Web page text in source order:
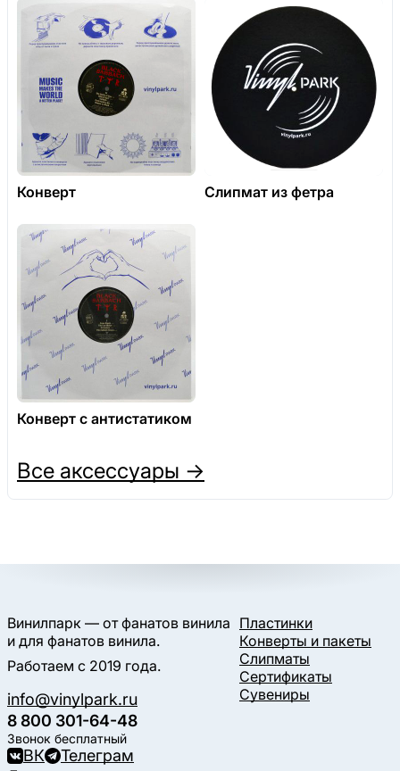
Конверт Слипмат из фетра
Конверт с антистатиком
Все аксессуары →
Винилпарк — от фанатов винила
и для фанатов винила.
Работаем с 2019 года.
info@vinylpark.ru
8 800 301-64-48
Звонок бесплатный
ВК Телеграм
Пластинки
Конверты и пакеты
Слипматы
Сертификаты
Сувениры